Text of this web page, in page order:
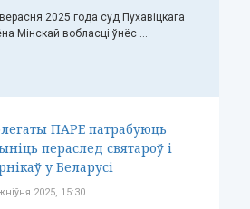
2025 года суд Пухавіцкага
Мінскай вобласці ўнёс ...
ПАРЕ патрабуюць
пераслед святароў і
у Беларусі
2025, 15:30